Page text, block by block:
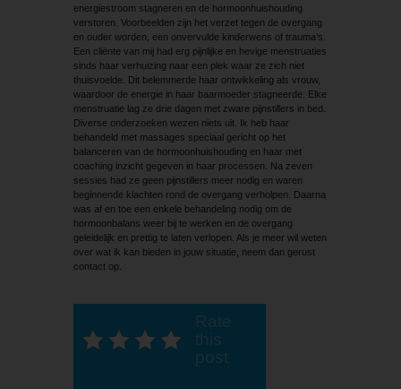
energiestroom stagneren en de hormoonhuishouding
verstoren. Voorbeelden zijn het verzet tegen de overgang
en ouder worden, een onvervulde kinderwens of trauma’s.
Een cliënte van mij had erg pijnlijke en hevige menstruaties
sinds haar verhuizing naar een plek waar ze zich niet
thuisvoelde. Dit belemmerde haar ontwikkeling als vrouw,
waardoor de energie in haar baarmoeder stagneerde. Elke
menstruatie lag ze drie dagen met zware pijnstillers in bed.
Diverse onderzoeken wezen niets uit. Ik heb haar
behandeld met massages speciaal gericht op het
balanceren van de hormoonhuishouding en haar met
coaching inzicht gegeven in haar processen. Na zeven
sessies had ze geen pijnstillers meer nodig en waren
beginnende klachten rond de overgang verholpen. Daarna
was af en toe een enkele behandeling nodig om de
hormoonbalans weer bij te werken en de overgang
geleidelijk en prettig te laten verlopen. Als je meer wil weten
over wat ik kan bieden in jouw situatie, neem dan gerust
contact op.
Rate
this
post